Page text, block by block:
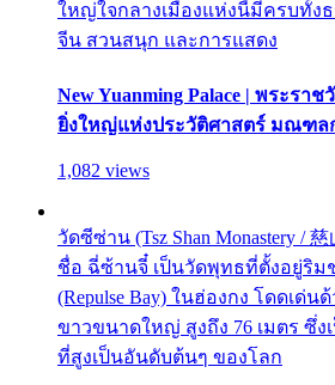
ใหญ่ใจกลางเมืองแห่งนี้มีครบทั้ง
จีน สวนสนุก และการแสดง
New Yuanming Palace | พระรา
ยิ่งใหญ่แห่งประวัติศาสตร์ มณฑล
1,082 views
วัดซีซ่าน (Tsz Shan Monastery /
ชื่อ ฉี่ซ้านจี๋ เป็นวัดพุทธที่ตั้งอยู่ริม
(Repulse Bay) ในฮ่องกง โดดเด่
ขาวขนาดใหญ่ สูงถึง 76 เมตร ซึ่ง
ที่สูงเป็นอันดับต้นๆ ของโลก